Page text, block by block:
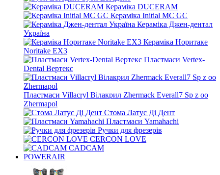
Кераміка DUCERAM
Кераміка Initial MC GC
Кераміка Джен-дентал
Україна
Кераміка Норитаке
Noritake EX3
Пластмаси Vertex-
Dental Вертекс
Пластмаси Villacryl Вілакрил Zhermack Everall7 Sp z oo
Zhermapol
Стома Латус Ді Дент
Пластмаси Yamahachi
Ручки для фрезерів
CERCON LOVE
CADCAM
POWERAIR